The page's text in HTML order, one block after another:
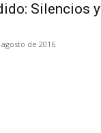
Silencios y
de 2016